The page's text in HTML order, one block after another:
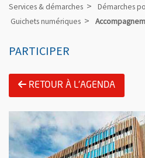
Services & démarches
Démarches
Guichets numériques
PARTICIPER
RETOUR À L'AGENDA